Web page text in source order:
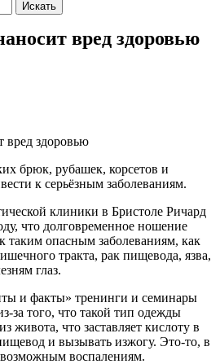
вред здоровью
брюк, рубашек, корсетов и
к серьёзным заболеваниям.
клиники в Бристоле Ричард
что долговременное ношение
таким опасным заболеваниям, как
тракта, рак пищевода, язва,
глаз.
и факты» тренинги и семинары
за того, что такой тип одежды
живота, что заставляет кислоту в
и вызывать изжогу. Это-то, в
воспалениям.